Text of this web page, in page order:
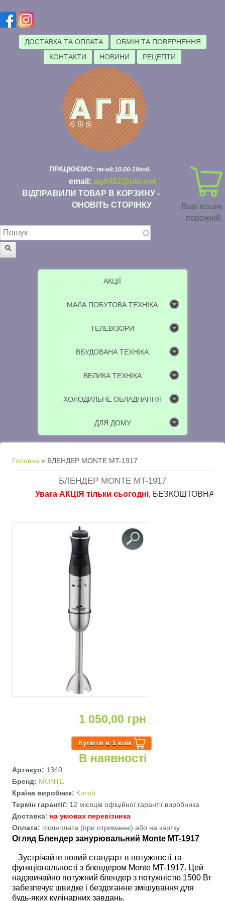
ДОСТАВКА ТА ОПЛАТА
ОБМІН ТА ПОВЕРНЕННЯ
КОНТАКТИ
НОВИНИ РЕЦЕПТИ
Ваш кошик
порожній.
ПРАЦЮЄМО: пн-нд:10.00-19год.
email: agd482@ukr.net
ВІДПРАВИЛИ ТОВАР В КОРЗИНУ -
ОНОВІТЬ СТОРІНКУ
Пошукова форма
АКЦІЇ
МАЛА ПОБУТОВА ТЕХНІКА
ТЕЛЕВІЗОРИ
ВБУДОВАНА ТЕХНІКА
ВЕЛИКА ТЕХНІКА
ХОЛОДИЛЬНЕ ОБЛАДНАННЯ
ДЛЯ ДОМУ
Ви є тут
Головна » БЛЕНДЕР MONTE MT-1917
БЛЕНДЕР MONTE MT-1917
Увага АКЦІЯ тільки сьогодні, БЕЗКОШТОВНА
1 050,00 грн
В наявності
Артикул: 1340
Бренд: MONTE
Країна виробник: Китай
Термін гарантії: 12 місяців офіційної гарантії виробника
Доставка: на умовах перевізника
Оплата: післяплата (при отриманні) або на картку
Огляд Блендер занурювальний Monte MT-1917
Зустрічайте новий стандарт в потужності та
функціональності з блендером Monte MT-1917. Цей
надзвичайно потужний блендер з потужністю 1500 Вт
забезпечує швидке і бездоганне змішування для
будь-яких кулінарних завдань.